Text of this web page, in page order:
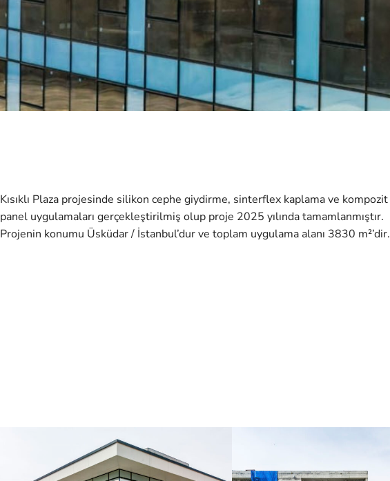
Kısıklı Plaza projesinde silikon cephe giydirme, sinterflex kaplama ve kompozit
panel uygulamaları gerçekleştirilmiş olup proje 2025 yılında tamamlanmıştır.
Projenin konumu Üsküdar / İstanbul’dur ve toplam uygulama alanı 3830 m²’dir.